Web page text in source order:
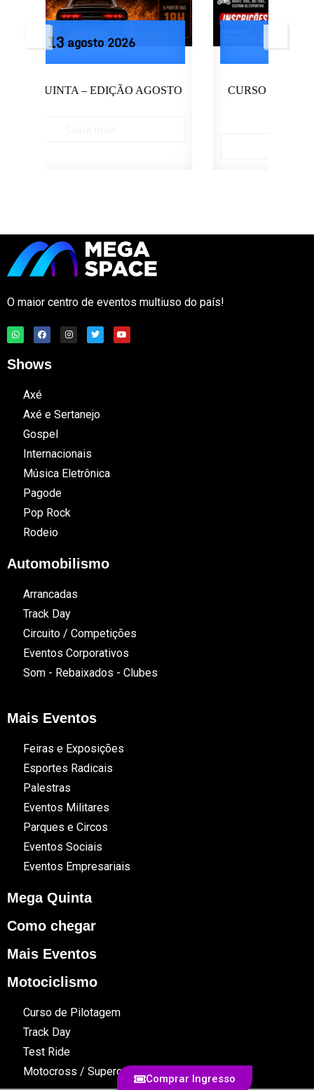
16agosto 2026
CURSO DE PILOTAGEM HELDER
O maior centro de eventos multiuso do país!
Shows
Axé
Axé e Sertanejo
Gospel
Internacionais
Música Eletrônica
Pagode
Pop Rock
Rodeio
Automobilismo
Arrancadas
Track Day
Circuito / Competições
Eventos Corporativos
Som - Rebaixados - Clubes
Comprar Ingresso
Mais Eventos
Feiras e Exposições
Esportes Radicais
Palestras
Eventos Militares
Parques e Circos
Eventos Sociais
Eventos Empresariais
Mega Quinta
Como chegar
Mais Eventos
Motociclismo
Curso de Pilotagem
Track Day
Test Ride
Motocross / Supercross